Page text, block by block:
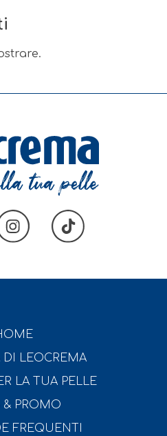
DI LEOCREMA
LA TUA PELLE
& PROMO
FREQUENTI